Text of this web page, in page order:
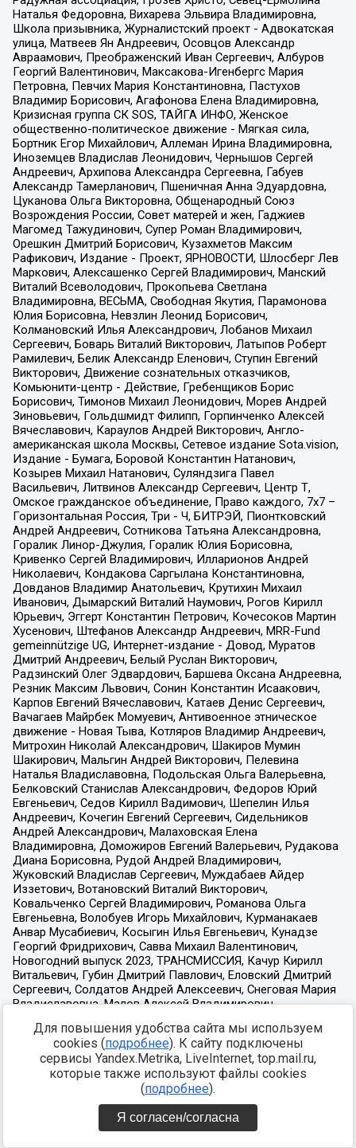
Для повышения удобства сайта мы используем
cookies (подробнее). К сайту подключены
сервисы Yandex.Metrika, LiveInternet, top.mail.ru,
которые также используют файлы cookies
(подробнее).
Я согласен/согласна